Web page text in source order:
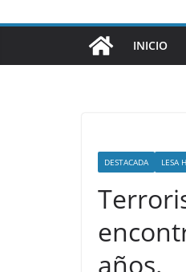
INICIO
DESTACADA LESA
años.